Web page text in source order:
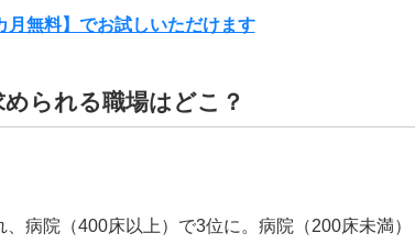
月無料】でお試しいただけます
られる職場はどこ？
病院（400床以上）で3位に。病院（200床未満）